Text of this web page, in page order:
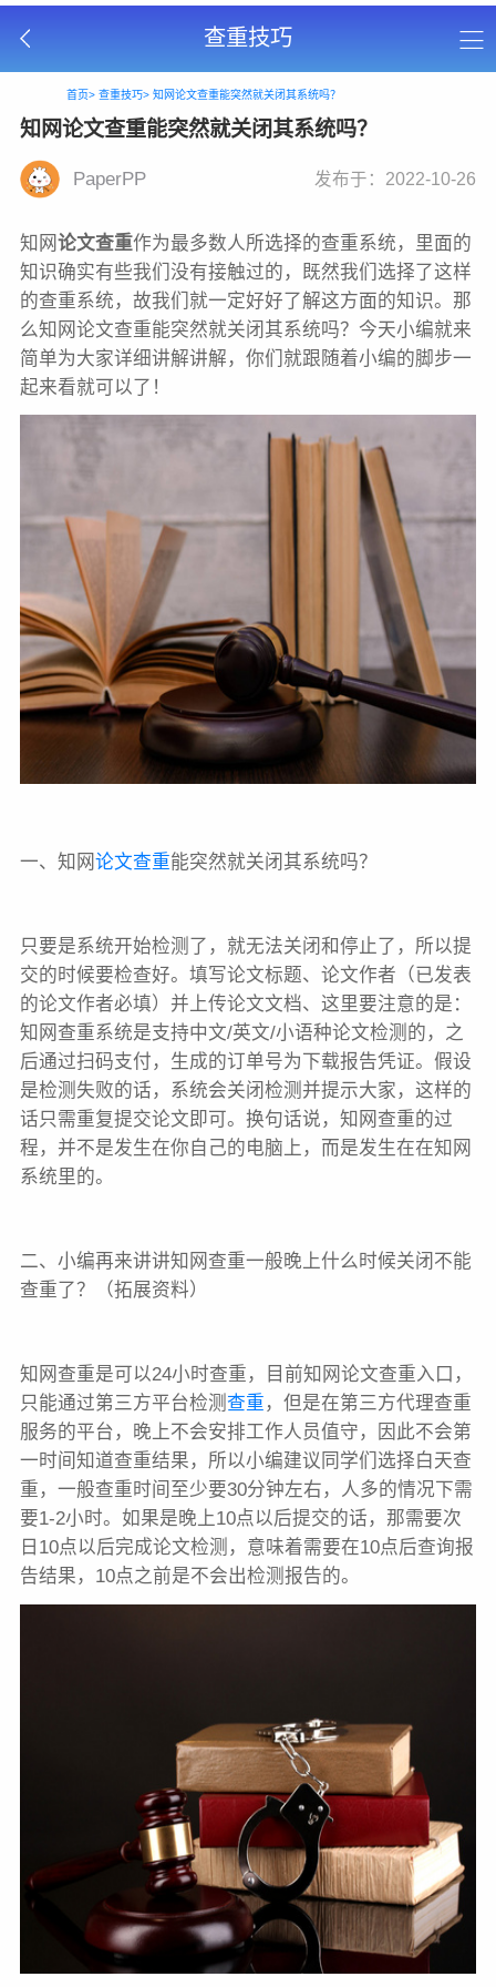
查重技巧
首页> 查重技巧> 知网论文查重能突然就关闭其系统吗？
知网论文查重能突然就关闭其系统吗？
PaperPP 发布于：2022-10-26
知网论文查重作为最多数人所选择的查重系统，里面的
知识确实有些我们没有接触过的，既然我们选择了这样
的查重系统，故我们就一定好好了解这方面的知识。那
么知网论文查重能突然就关闭其系统吗？今天小编就来
简单为大家详细讲解讲解，你们就跟随着小编的脚步一
起来看就可以了！
一、知网论文查重能突然就关闭其系统吗？
只要是系统开始检测了，就无法关闭和停止了，所以提
交的时候要检查好。填写论文标题、论文作者（已发表
的论文作者必填）并上传论文文档、这里要注意的是：
知网查重系统是支持中文/英文/小语种论文检测的，之
后通过扫码支付，生成的订单号为下载报告凭证。假设
是检测失败的话，系统会关闭检测并提示大家，这样的
话只需重复提交论文即可。换句话说，知网查重的过
程，并不是发生在你自己的电脑上，而是发生在在知网
系统里的。
二、小编再来讲讲知网查重一般晚上什么时候关闭不能
查重了？（拓展资料）
知网查重是可以24小时查重，目前知网论文查重入口，
只能通过第三方平台检测查重 ，但是在第三方代理查重
服务的平台，晚上不会安排工作人员值守，因此不会第
一时间知道查重结果，所以小编建议同学们选择白天查
重，一般查重时间至少要30分钟左右，人多的情况下需
要1-2小时。如果是晚上10点以后提交的话，那需要次
日10点以后完成论文检测，意味着需要在10点后查询报
告结果，10点之前是不会出检测报告的。